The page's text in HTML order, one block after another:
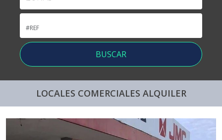
LOCALES COMERCIALES ALQUILER